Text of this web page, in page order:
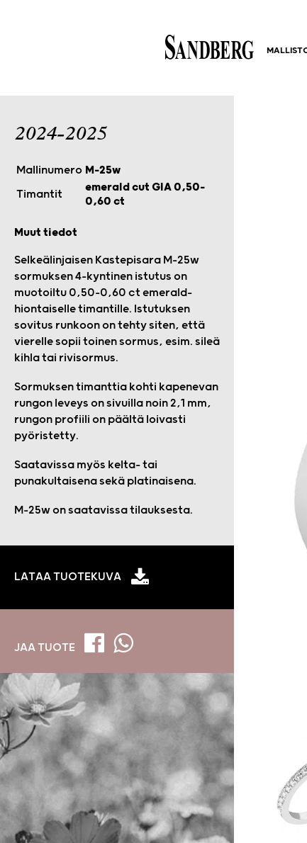
2024-2025
Mallinumero M-25w
Timantit
emerald cut GIA 0,50–
0,60 ct
Muut tiedot
Selkeälinjaisen Kastepisara M-25w
sormuksen 4-kyntinen istutus on
muotoiltu 0,50–0,60 ct emerald-
hiontaiselle timantille. Istutuksen
sovitus runkoon on tehty siten, että
vierelle sopii toinen sormus, esim. sileä
kihla tai rivisormus.
Sormuksen timanttia kohti kapenevan
rungon leveys on sivuilla noin 2,1 mm,
rungon profiili on päältä loivasti
pyöristetty.
Saatavissa myös kelta- tai
punakultaisena sekä platinaisena.
M-25w on saatavissa tilauksesta.
LATAA TUOTEKUVA
JAA TUOTE